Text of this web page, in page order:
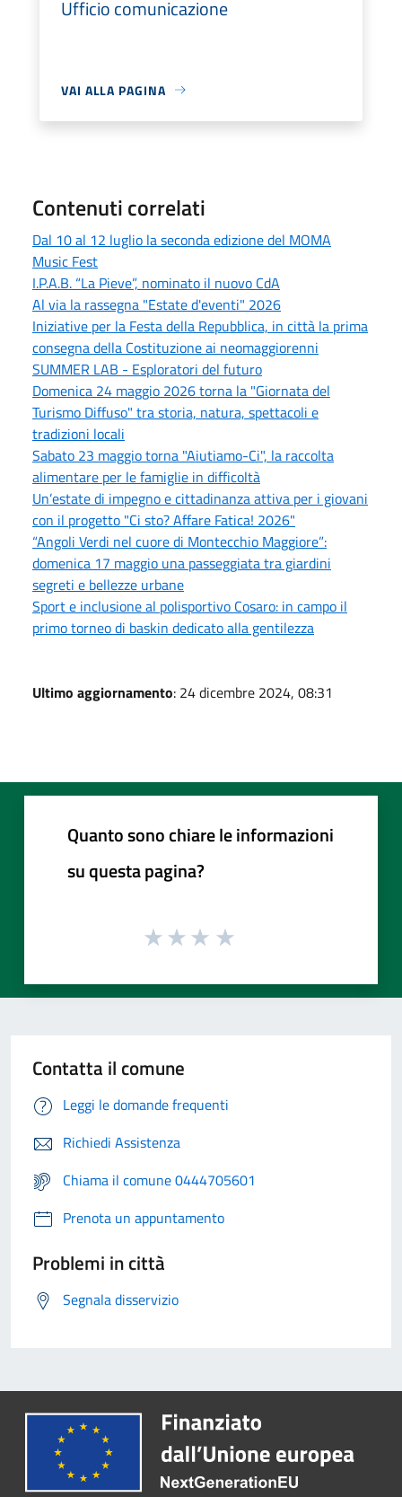
Ufficio comunicazione
VAI ALLA PAGINA
Contenuti correlati
Dal 10 al 12 luglio la seconda edizione del MOMA
Music Fest
I.P.A.B. “La Pieve”, nominato il nuovo CdA
Al via la rassegna "Estate d'eventi" 2026
Iniziative per la Festa della Repubblica, in città la prima
consegna della Costituzione ai neomaggiorenni
SUMMER LAB - Esploratori del futuro
Domenica 24 maggio 2026 torna la "Giornata del
Turismo Diffuso" tra storia, natura, spettacoli e
tradizioni locali
Sabato 23 maggio torna "Aiutiamo-Ci", la raccolta
alimentare per le famiglie in difficoltà
Un’estate di impegno e cittadinanza attiva per i giovani
con il progetto "Ci sto? Affare Fatica! 2026"
“Angoli Verdi nel cuore di Montecchio Maggiore”:
domenica 17 maggio una passeggiata tra giardini
segreti e bellezze urbane
Sport e inclusione al polisportivo Cosaro: in campo il
primo torneo di baskin dedicato alla gentilezza
Ultimo aggiornamento: 24 dicembre 2024, 08:31
Quanto sono chiare le informazioni
su questa pagina?
Contatta il comune
Leggi le domande frequenti
Richiedi Assistenza
Chiama il comune 0444705601
Prenota un appuntamento
Problemi in città
Segnala disservizio